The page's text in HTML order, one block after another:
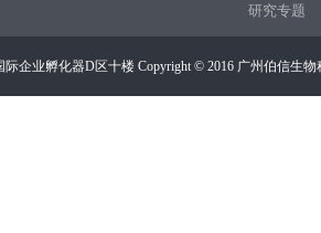
研究专题
企业孵化器D区十楼 Copyright © 2016 广州伯信生